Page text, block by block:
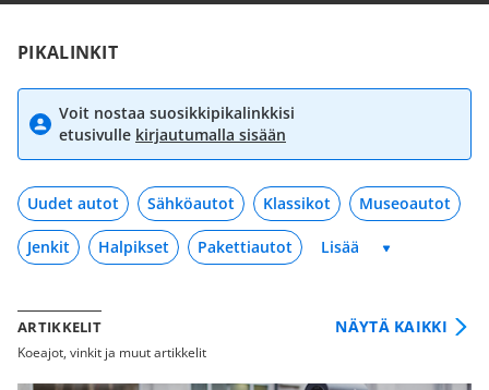
PIKALINKIT
Voit nostaa suosikkipikalinkkisi
etusivulle kirjautumalla sisään
Uudet autot Sähköautot Klassikot Museoautot
Jenkit Halpikset Pakettiautot
ARTIKKELIT NÄYTÄ KAIKKI
Koeajot, vinkit ja muut artikkelit